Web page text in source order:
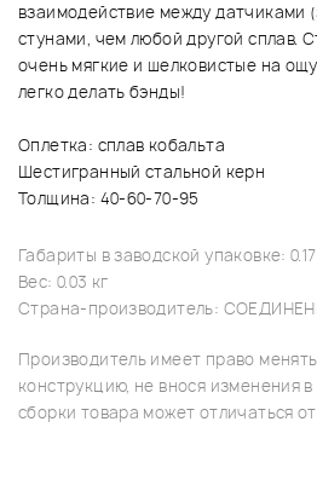
взаимодействие между датчиками
стунами, чем любой другой сплав.
очень мягкие и шелковистые на
легко делать бэнды!
Оплетка: сплав кобальта
Шестигранный стальной керн
Толщина: 40-60-70-95
Габариты в заводской упаковке: 0.17
Вес: 0.03 кг
Страна-производитель:
Производитель имеет право
конструкцию, не внося изменения
сборки товара может отличаться